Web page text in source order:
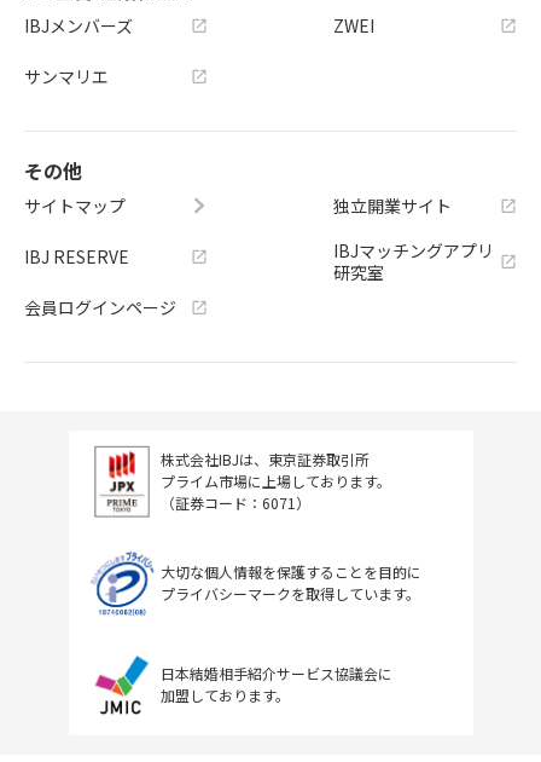
IBJメンバーズ
サンマリエ
ZWEI
その他
サイトマップ
IBJ RESERVE
会員ログインページ
独立開業サイト
IBJマッチングアプリ
研究室
株式会社IBJは、東京証券取引所
プライム市場に上場しております。
（証券コード：6071）
大切な個人情報を保護することを目的に
プライバシーマークを取得しています。
日本結婚相手紹介サービス協議会に
加盟しております。